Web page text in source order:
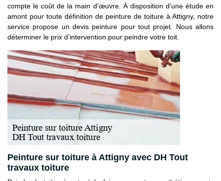
compte le coût de la main d’œuvre. À disposition d’une étude en
amont pour toute définition de peinture de toiture à Attigny, notre
service propose un devis peinture pour tout projet. Nous allons
déterminer le prix d’intervention pour peindre votre toit.
Peinture sur toiture à Attigny avec DH Tout
travaux toiture